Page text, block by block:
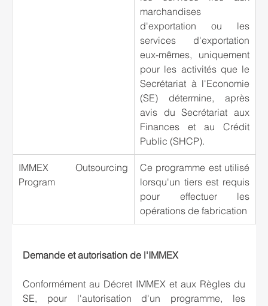
marchandises
d'exportation ou les
services d'exportation
eux-mêmes, uniquement
pour les activités que le
Secrétariat à l'Economie
(SE) détermine, après
avis du Secrétariat aux
Finances et au Crédit
Public (SHCP).
IMMEX Outsourcing
Program
Ce programme est utilisé
lorsqu'un tiers est requis
pour effectuer les
opérations de fabrication
Demande et autorisation de l'IMMEX
Conformément au Décret IMMEX et aux Règles du
SE, pour l'autorisation d'un programme, les